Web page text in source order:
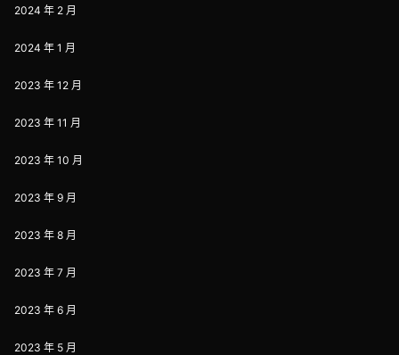
2024 年 2 月
2024 年 1 月
2023 年 12 月
2023 年 11 月
2023 年 10 月
2023 年 9 月
2023 年 8 月
2023 年 7 月
2023 年 6 月
2023 年 5 月